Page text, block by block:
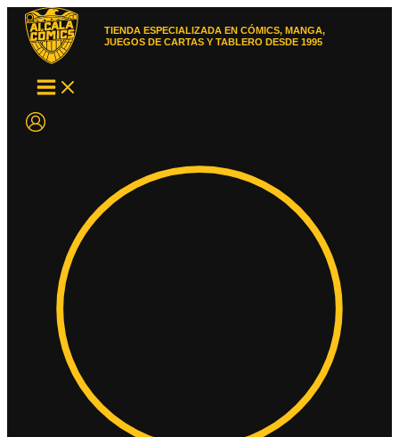
contenido
TIENDA ESPECIALIZADA EN CÓMICS, MANGA,
JUEGOS DE CARTAS Y TABLERO DESDE 1995